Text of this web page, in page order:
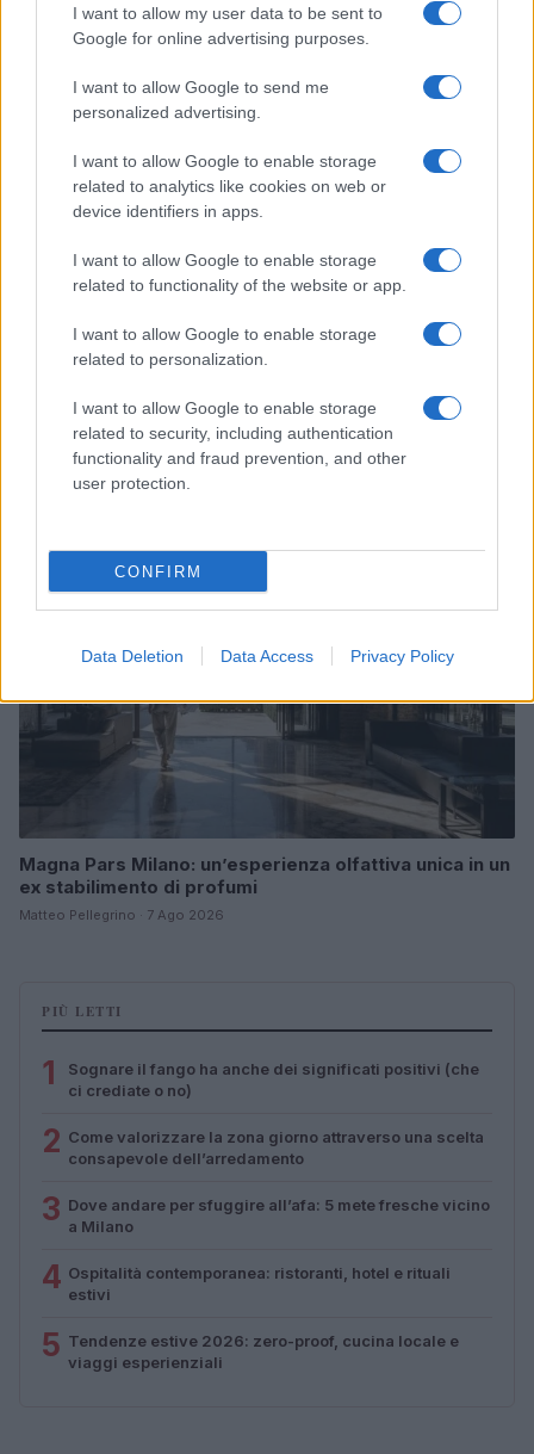
I want to allow my user data to be sent to
Google for online advertising purposes.
I want to allow Google to send me
personalized advertising.
I want to allow Google to enable storage
related to analytics like cookies on web or
device identifiers in apps.
I want to allow Google to enable storage
related to functionality of the website or app.
I want to allow Google to enable storage
related to personalization.
I want to allow Google to enable storage
related to security, including authentication
functionality and fraud prevention, and other
user protection.
CONFIRM
Data Deletion Data Access Privacy Policy
Copenhagen: un mix di comfort e stile
Matteo Pellegrino · 7 Ago 2026
LIFESTYLE
Look da ufficio estate 2026: consigli per un
abbigliamento fresco e professionale
Cristian Castiglioni · 7 Ago 2026
Magna Pars Milano: un’esperienza olfattiva unica in un
ex stabilimento di profumi
Matteo Pellegrino · 7 Ago 2026
PIÙ LETTI
1
Sognare il fango ha anche dei significati positivi (che
ci crediate o no)
2 Come valorizzare la zona giorno attraverso una scelta
consapevole dell’arredamento
3 Dove andare per sfuggire all’afa: 5 mete fresche vicino
a Milano
4 Ospitalità contemporanea: ristoranti, hotel e rituali
estivi
5 Tendenze estive 2026: zero-proof, cucina locale e
viaggi esperienziali